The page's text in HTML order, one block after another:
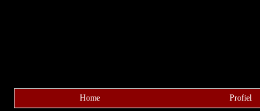
Home Profiel